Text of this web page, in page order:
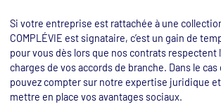
Si votre entreprise est rattachée à une
COMPLÉVIE est signataire, c’est un gain de
pour vous dès lors que nos contrats respectent
charges de vos accords de branche. Dans le
pouvez compter sur notre expertise juridique
mettre en place vos avantages sociaux.